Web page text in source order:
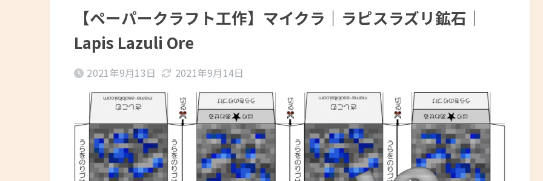
【ペーパークラフト工作】マイクラ｜ラピスラズリ鉱石｜
Lapis Lazuli Ore
2021年9月13日 2021年9月14日